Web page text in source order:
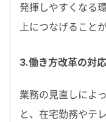
発揮しやすくなる
上につなげること
3.働き方改革の対
業務の見直しによ
と、在宅勤務やテ